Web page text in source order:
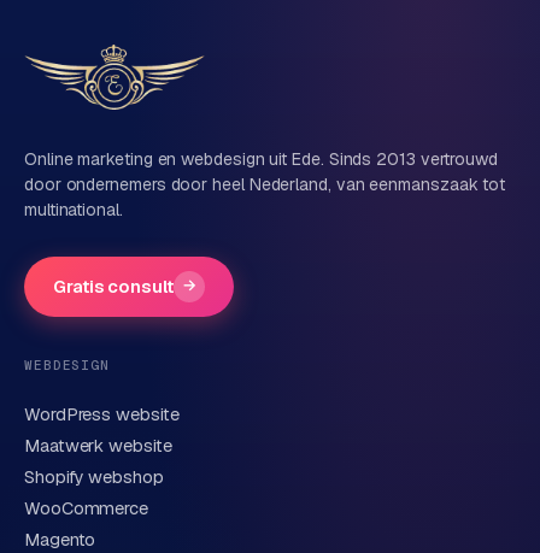
Vertel ons over je project
Naam
Bedrijfsnaam
Telefoonnummer(optioneel)
E-mail
Korte omschrijving van je vraag of project
Online marketing en webdesign uit Ede. Sinds 2013 vertrouwd
door ondernemers door heel Nederland, van eenmanszaak tot
multinational.
Gratis consult →
WEBDESIGN
WordPress website
Maatwerk website
Shopify webshop
WooCommerce
Magento